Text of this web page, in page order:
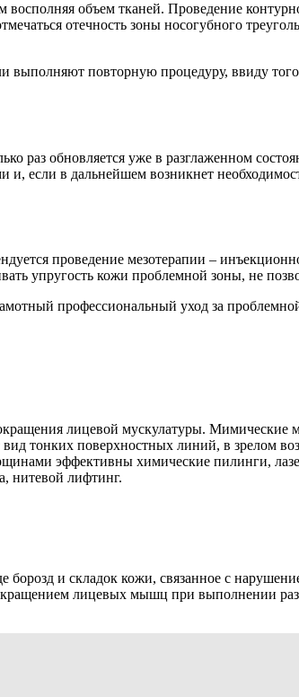
объем тканей. Проведение
отечность зоны носогубного
выполняют повторную процедуру, ввиду
раз обновляется уже в разглаженном
если в дальнейшем возникнет
проведение мезотерапии –
упругость кожи проблемной зоны, не
профессиональный уход за
лицевой мускулатуры. Мимические
тонких поверхностных линий, в зрелом
эффективны химические пилинги,
нитевой лифтинг.
и складок кожи, связанное с
лицевых мышц при выполнении